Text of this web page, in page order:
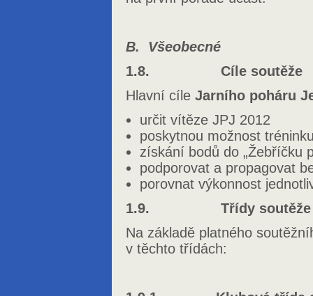
B. Všeobecné
1.8. Cíle soutěže
Hlavní cíle Jarního poháru
určit vítěze JPJ 2012
poskytnou možnost
získání bodů do „Žebříčku
podporovat a propagovat
porovnat výkonnost
1.9. Třídy soutěže
Na základě platného
v těchto třídách: